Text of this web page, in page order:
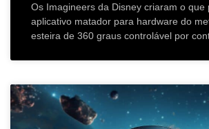
Os Imagineers da Disney criaram o que
aplicativo matador para hardware do
esteira de 360 graus controlável por